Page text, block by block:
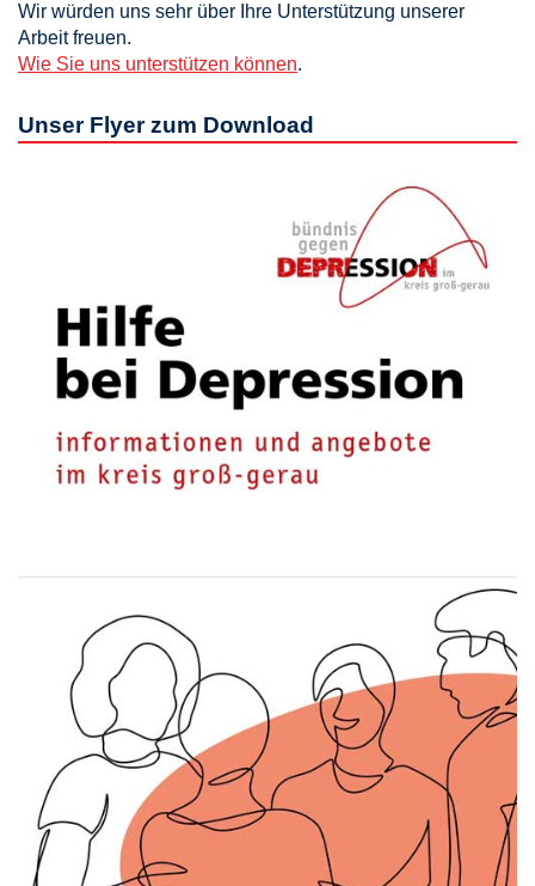
Wir würden uns sehr über Ihre Unterstützung unserer
Arbeit freuen.
Wie Sie uns unterstützen können.
Unser Flyer zum Download